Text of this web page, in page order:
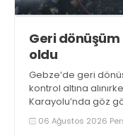
Geri
oldu
Gebze’de geri
kontrol altına
Karayolu’nda göz
06 Ağustos 2026